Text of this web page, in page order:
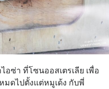
ซ่า ที่โซนออสเตรเลีย เพื่อ
มดไปตั้งแต่หมูเด้ง กับพี่